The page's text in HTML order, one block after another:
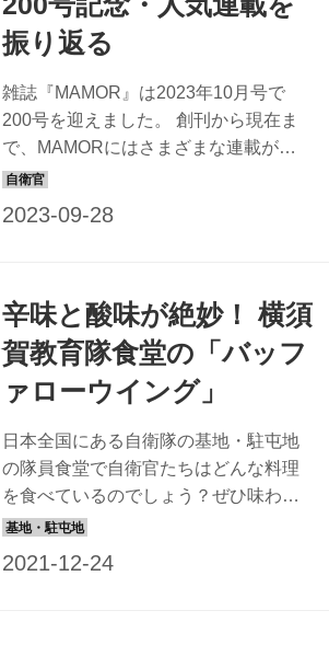
う。 10年以上たった今でも、掲載した
自衛官たちを、われわれスタッフは覚
るで親戚の子を世に送り出...
振り返る
雑誌『MAMOR』は2023年10月号で
200号を迎えました。 創刊から現在ま
で、MAMORにはさまざまな連載があ
った。時代とともに自衛隊も変わって
ぐにでも自衛隊の人気イベントを見に
行きたくなっちゃうオモシロ連載 普段
はおもに女性誌や育児書でイラストを
描いている、人気イラストレーターの
の世界にポンッと飛び込んで、自衛隊
で行われるさまざまなイベントや訓練
を“トツゲキ”取材したマンガ連載だ。
「大学生スプリン...
辛味と酸味が絶妙！ 横須
賀教育隊食堂の「バッフ
ァローウイング」
日本全国にある自衛隊の基地・駐屯地
の隊員食堂で自衛官たちはどんな料理
を食べているのでしょう？ぜひ味わっ
ていただこうとレシピを取り寄せまし